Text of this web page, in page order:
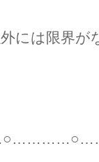
には限界